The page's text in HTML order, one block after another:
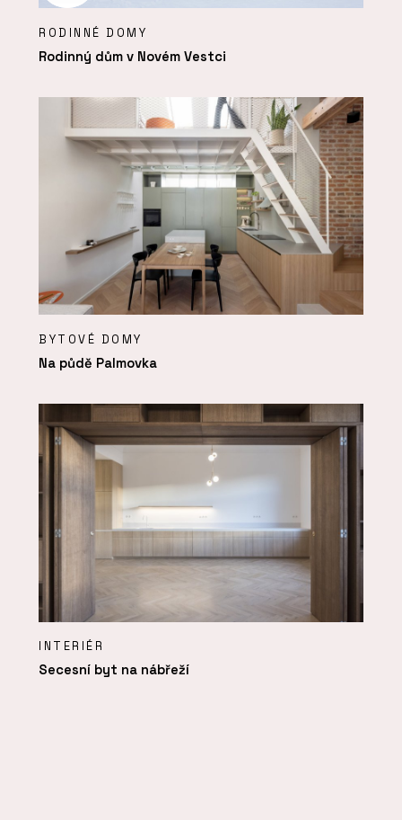
RODINNÉ DOMY
Rodinný dům v Novém Vestci
BYTOVÉ DOMY
Na půdě Palmovka
INTERIÉR
Secesní byt na nábřeží